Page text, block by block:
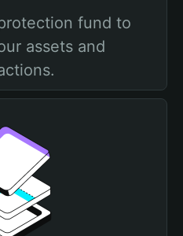
fund to
assets and